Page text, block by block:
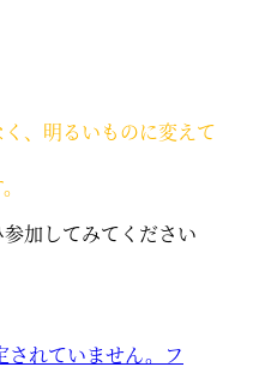
、明るいものに変えて
加してみてください